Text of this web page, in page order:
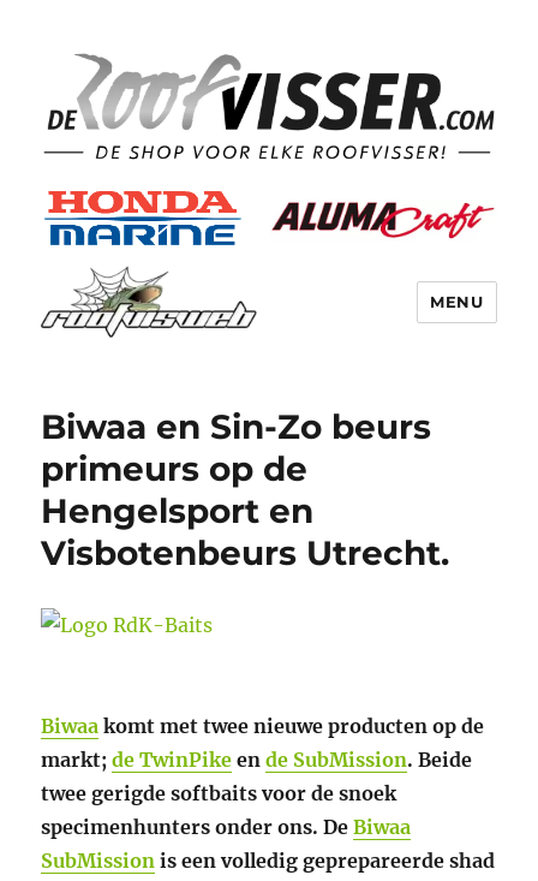
MENU
Biwaa en Sin-Zo beurs
primeurs op de
Hengelsport en
Visbotenbeurs Utrecht.
Biwaa komt met twee nieuwe producten op de
markt;de TwinPike ende SubMission. Beide
twee gerigde softbaits voor de snoek
specimenhunters onder ons. DeBiwaa
SubMission is een volledig geprepareerde shad